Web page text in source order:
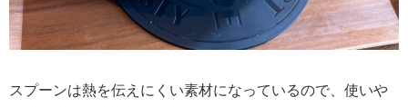
スプーンは熱を伝えにくい素材になっているので、使いや